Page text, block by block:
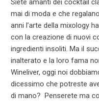
Siete amanti dei cocktail
mai di moda e che
anni l’arte della mixology
con la creazione di nuovi
ingredienti insoliti. Ma il
inalterato e la loro fama
Wineliver, oggi noi
dicessimo che potreste
di mano? Penserete ma